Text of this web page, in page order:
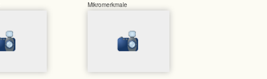
Mikromerkmale